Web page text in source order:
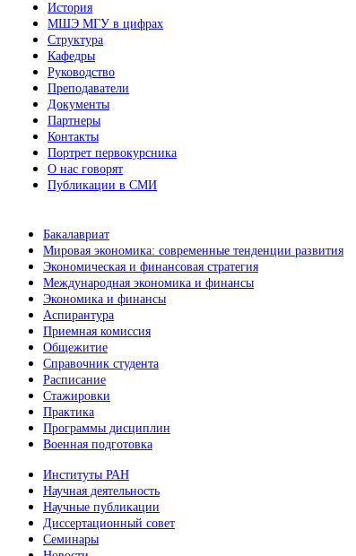
История
МШЭ МГУ в цифрах
Структура
Кафедры
Руководство
Преподаватели
Документы
Партнеры
Контакты
Портрет первокурсника
О нас говорят
Публикации в СМИ
Бакалавриат
Мировая экономика: современные тенденции развития
Экономическая и финансовая стратегия
Международная экономика и финансы
Экономика и финансы
Аспирантура
Приемная комиссия
Общежитие
Справочник студента
Расписание
Стажировки
Практика
Программы дисциплин
Военная подготовка
Институты РАН
Научная деятельность
Научные публикации
Диссертационный совет
Семинары